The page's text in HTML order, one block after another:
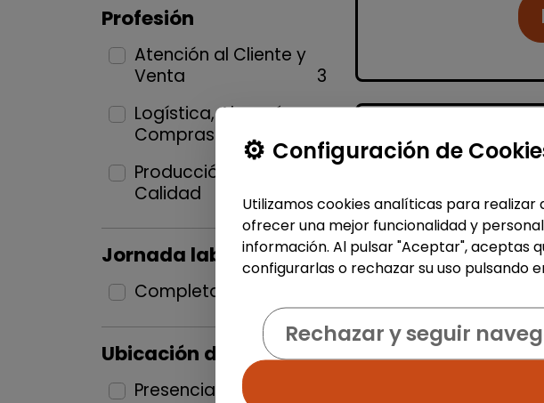
Profesión
Atención al Cliente y
Venta
3
Logística, Almacén y
Compras
Producción industrial y
Calidad
Jornada laboral
Completa
Ubicación del puesto
Presencial
|
Configuración de
Utilizamos cookies analíticas para
ofrecer una mejor funcionalidad y
información. Al pulsar "Aceptar", aceptas
configurarlas o rechazar su uso pulsando
Rechazar y seguir